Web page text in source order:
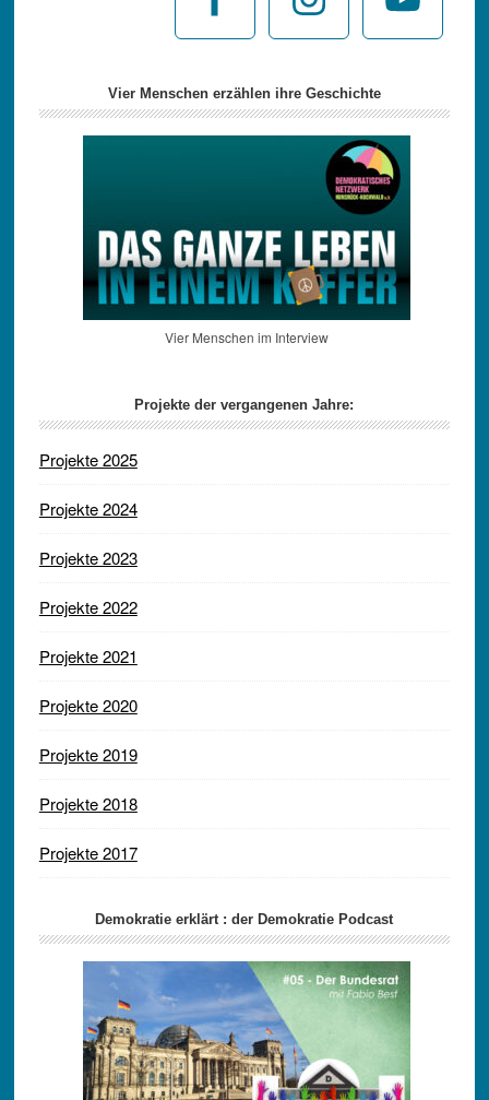
Vier Menschen erzählen ihre Geschichte
Vier Menschen im Interview
Projekte der vergangenen Jahre:
Projekte 2025
Projekte 2024
Projekte 2023
Projekte 2022
Projekte 2021
Projekte 2020
Projekte 2019
Projekte 2018
Projekte 2017
Demokratie erklärt : der Demokratie Podcast